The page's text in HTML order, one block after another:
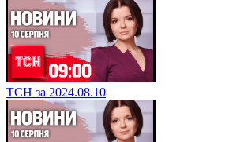
ТСН за 2024.08.10